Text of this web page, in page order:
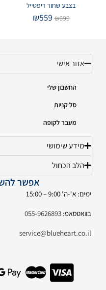
בצבע שחור ריפטייל
₪699
₪559
אזור אישי
החשבון שלי
סל קניות
מעבר לקופה
מידע שימושי
הלב הכחול
אפשר
ימים: א'-ה' 9:00 – 15:00
בוואטסאפ: 055-9626893
service@blueheart.co.il